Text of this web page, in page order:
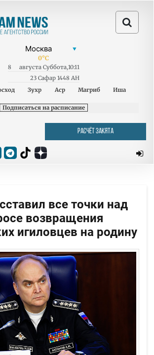
0°C
8 августа Суббота,10:11
23 Сафар 1448 AH
Зухр Аср Магриб Иша
Подписаться на расписание
РАСЧЁТ ЗАКЯТА
все точки над
возвращения
игиловцев на родину